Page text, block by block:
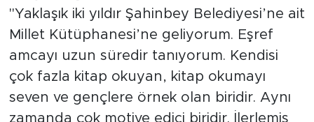
"Yaklaşık iki yıldır Şahinbey Belediyesi’ne ait
Millet Kütüphanesi’ne geliyorum. Eşref
amcayı uzun süredir tanıyorum. Kendisi
çok fazla kitap okuyan, kitap okumayı
seven ve gençlere örnek olan biridir. Aynı
zamanda çok motive edici biridir. İlerlemiş